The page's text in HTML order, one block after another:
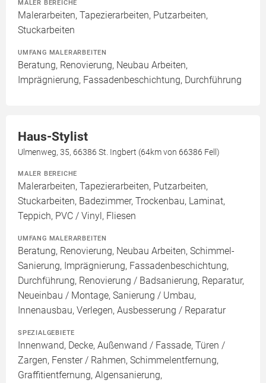
MALER BEREICHE
Malerarbeiten, Tapezierarbeiten, Putzarbeiten,
Stuckarbeiten
UMFANG MALERARBEITEN
Beratung, Renovierung, Neubau Arbeiten,
Imprägnierung, Fassadenbeschichtung, Durchführung
Haus-Stylist
Ulmenweg, 35, 66386 St. Ingbert (64km von 66386 Fell)
MALER BEREICHE
Malerarbeiten, Tapezierarbeiten, Putzarbeiten,
Stuckarbeiten, Badezimmer, Trockenbau, Laminat,
Teppich, PVC / Vinyl, Fliesen
UMFANG MALERARBEITEN
Beratung, Renovierung, Neubau Arbeiten, Schimmel-
Sanierung, Imprägnierung, Fassadenbeschichtung,
Durchführung, Renovierung / Badsanierung, Reparatur,
Neueinbau / Montage, Sanierung / Umbau,
Innenausbau, Verlegen, Ausbesserung / Reparatur
SPEZIALGEBIETE
Innenwand, Decke, Außenwand / Fassade, Türen /
Zargen, Fenster / Rahmen, Schimmelentfernung,
Graffitientfernung, Algensanierung,